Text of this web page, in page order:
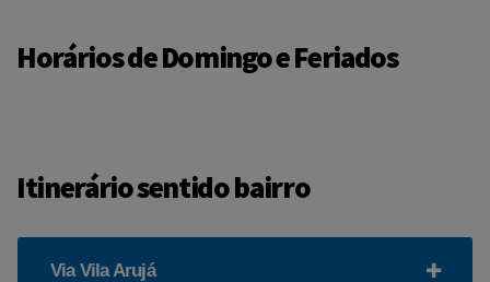
Horários de Domingo e Feriados
Itinerário sentido bairro
Via Vila Arujá